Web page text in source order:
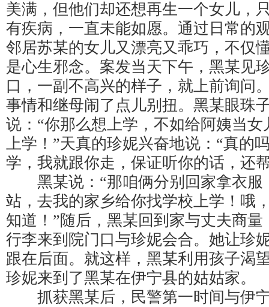
美满，但他们却还想再生一个女儿，
有疾病，一直未能如愿。通过日常的
邻居苏某的女儿又漂亮又乖巧，不仅
是心生邪念。案发当天下午，黑某见
口，一副不高兴的样子，就上前询问
事情和继母闹了点儿别扭。黑某眼珠
说：“你那么想上学，不如给阿姨当
上学！”天真的珍妮兴奋地说：“真的
学，我就跟你走，保证听你的话，还
黑某说：“那咱俩分别回家拿衣服
站，去我的家乡给你找学校上学！哦
知道！”随后，黑某回到家与丈夫商
行李来到院门口与珍妮会合。她让珍
跟在后面。就这样，黑某利用孩子渴
珍妮来到了黑某在伊宁县的姑姑家。
抓获黑某后，民警第一时间与伊